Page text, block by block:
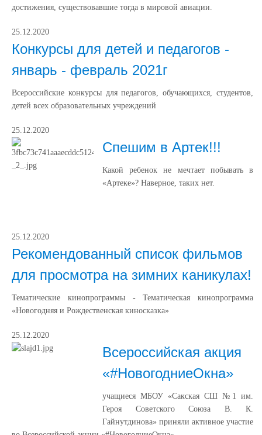
достижения, существовавшие тогда в мировой авиации.
25.12.2020
Конкурсы для детей и педагогов -
январь - февраль 2021г
Всероссийские конкурсы для педагогов, обучающихся, студентов,
детей всех образовательных учреждений
25.12.2020
Спешим в Артек!!!
Какой ребенок не мечтает побывать в
«Артеке»? Наверное, таких нет.
25.12.2020
Рекомендованный список фильмов
для просмотра на зимних каникулах!
Тематические кинопрограммы - Тематическая кинопрограмма
«Новогодняя и Рождественская киносказка»
25.12.2020
Всероссийская акция
«#НовогодниеОкна»
учащиеся МБОУ «Сакская СШ №1 им.
Героя Советского Союза В. К.
Гайнутдинова» приняли активное участие